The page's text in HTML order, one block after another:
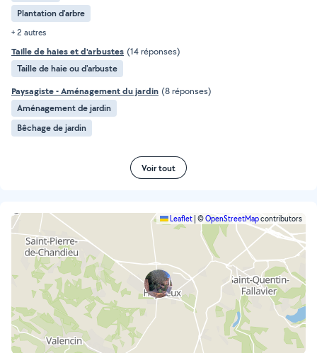
Plantation d'arbre
+ 2 autres
Taille de haies et d'arbustes (14 réponses)
Taille de haie ou d'arbuste
Paysagiste - Aménagement du jardin (8 réponses)
Aménagement de jardin
Bêchage de jardin
Voir tout
Leaflet ©OpenStreetMapcontributors